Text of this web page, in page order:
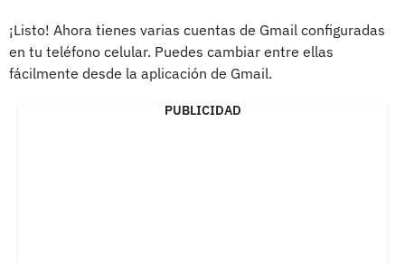
¡Listo! Ahora tienes varias cuentas de Gmail configuradas
en tu teléfono celular. Puedes cambiar entre ellas
fácilmente desde la aplicación de Gmail.
PUBLICIDAD